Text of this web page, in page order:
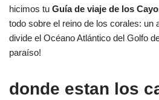
hicimos tu Guía de viaje de los
todo sobre el reino de los corales: un
divide el Océano Atlántico del Golfo
paraíso!
donde estan los